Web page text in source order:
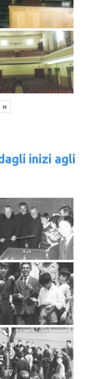
»
inizi agli